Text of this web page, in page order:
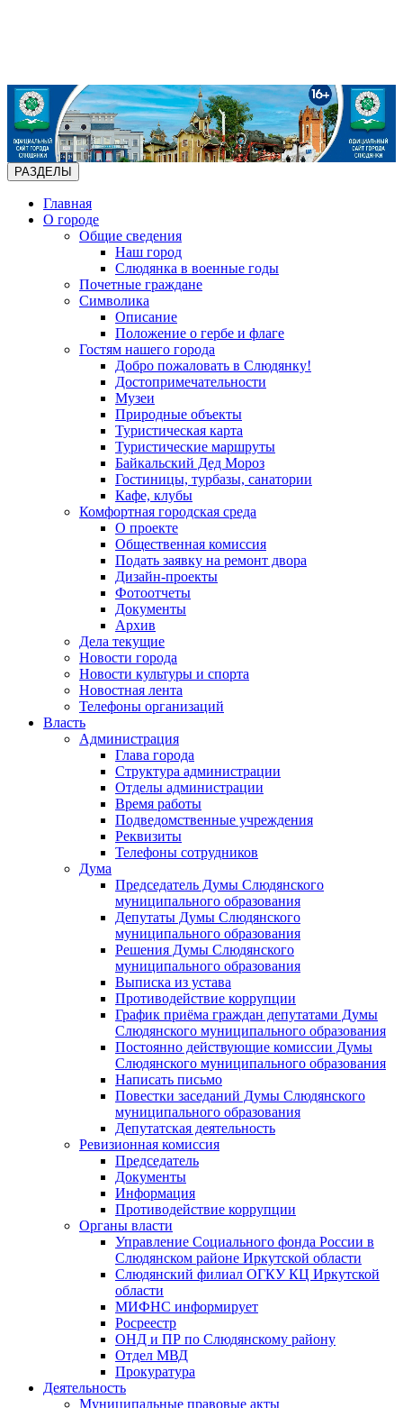
РАЗДЕЛЫ
Главная
О городе
Общие сведения
Наш город
Слюдянка в военные годы
Почетные граждане
Символика
Описание
Положение о гербе и флаге
Гостям нашего города
Добро пожаловать в Слюдянку!
Достопримечательности
Музеи
Природные объекты
Туристическая карта
Туристические маршруты
Байкальский Дед Мороз
Гостиницы, турбазы, санатории
Кафе, клубы
Комфортная городская среда
О проекте
Общественная комиссия
Подать заявку на ремонт двора
Дизайн-проекты
Фотоотчеты
Документы
Архив
Дела текущие
Новости города
Новости культуры и спорта
Новостная лента
Телефоны организаций
Власть
Администрация
Глава города
Структура администрации
Отделы администрации
Время работы
Подведомственные учреждения
Реквизиты
Телефоны сотрудников
Дума
Председатель Думы Слюдянского
муниципального образования
Депутаты Думы Слюдянского
муниципального образования
Решения Думы Слюдянского
муниципального образования
Выписка из устава
Противодействие коррупции
График приёма граждан депутатами Думы
Слюдянского муниципального образования
Постоянно действующие комиссии Думы
Слюдянского муниципального образования
Написать письмо
Повестки заседаний Думы Слюдянского
муниципального образования
Депутатская деятельность
Ревизионная комиссия
Председатель
Документы
Информация
Противодействие коррупции
Органы власти
Управление Социального фонда России в
Слюдянском районе Иркутской области
Слюдянский филиал ОГКУ КЦ Иркутской
области
МИФНС информирует
Росреестр
ОНД и ПР по Слюдянскому району
Отдел МВД
Прокуратура
Деятельность
Муниципальные правовые акты